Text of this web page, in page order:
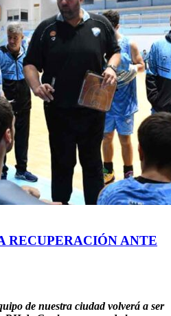
RECUPERACIÓN ANTE
de nuestra ciudad volverá a ser